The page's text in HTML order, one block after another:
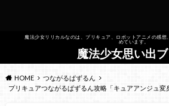
魔法少女リリカルなのは、プリキュア、ロボットアニメの感想
めています。
魔法少女思い出
HOME
つながるぱずるん
プリキュアつながるぱずるん攻略「キュアアンジュ変